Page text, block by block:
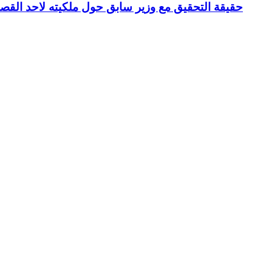
حقيقة التحقيق مع وزير سابق حول ملكيته لاحد